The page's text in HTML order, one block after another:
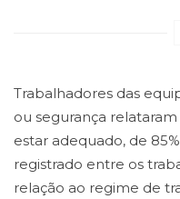
Trabalhadores das
ou segurança
estar adequado, de
registrado entre os
relação ao regime de